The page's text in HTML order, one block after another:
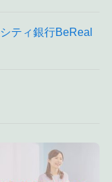
ティ銀行BeReal